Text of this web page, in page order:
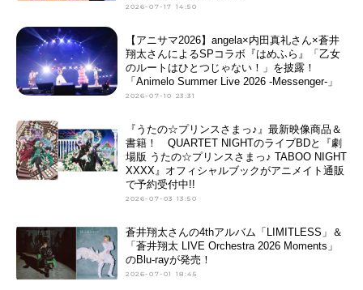
2026-07-17 14:50
【アニサマ2026】angela×内田真礼さん×蒼井
翔太さんによるSPコラボ『はめふら』「乙女
のルートはひとつじゃない！」を披露！
「Animelo Summer Live 2026 -Messenger-」
2026-07-10 23:31
『うたの☆プリンスさまっ♪』最新映像商品＆
書籍！ QUARTET NIGHTのライブBDと『劇
場版 うたの☆プリンスさまっ♪ TABOO NIGHT
XXXX』オフィシャルブックがアニメイト通販
で予約受付中!!
2026-07-03 13:50
蒼井翔太さんの4thアルバム「LIMITLESS」＆
「蒼井翔太 LIVE Orchestra 2026 Moments」
のBlu-rayが発売！
2026-07-01 18:45